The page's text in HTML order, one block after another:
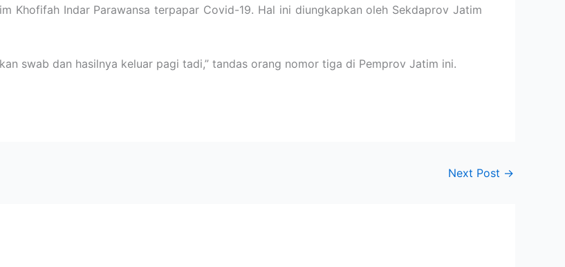
Khofifah Indar Parawansa terpapar Covid-19. Hal ini diungkapkan oleh Sekdaprov Jatim
swab dan hasilnya keluar pagi tadi,” tandas orang nomor tiga di Pemprov Jatim ini.
Next Post →